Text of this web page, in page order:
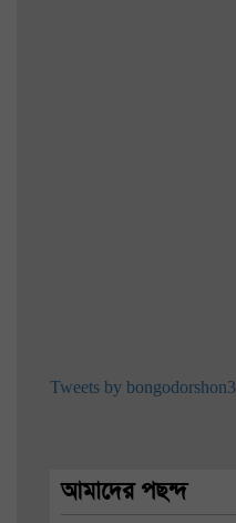
Tweets by bongodorshon3
আমাদের পছন্দ